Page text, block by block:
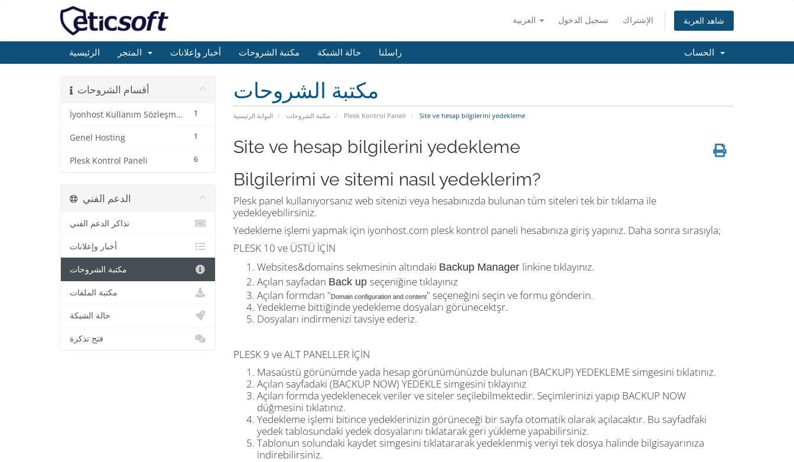
تسجيل الدخول الإشتراك شاهد العربة
الرئيسية أخبار وإعلانات مكتبة الشروحات حالة الشبكة راسلنا
مكتبة الشروحات
البوابة الرئيسية مكتبة الشروحات Plesk Kontrol Paneli Site ve hesap bilgilerini yedekleme
أقسام الشروحات
1
İyonhost Kullanım Sözleşme ve Koşulları
1
Genel Hosting
6
Plesk Kontrol Paneli
Site ve hesap bilgilerini yedekleme
Bilgilerimi ve sitemi nasıl yedeklerim?
Plesk panel kullanıyorsanız web sitenizi veya hesabınızda bulunan tüm siteleri tek bir tıklama ile
yedekleyebilirsiniz.
Yedekleme işlemi yapmak için iyonhost.com plesk kontrol paneli hesabınıza giriş yapınız. Daha sonra sırasıyla;
PLESK 10 ve ÜSTÜ İÇİN
Websites&domains sekmesinin altındaki Backup Manager linkine tıklayınız.
Açılan sayfadan Back up seçeniğine tıklayınız
Açılan formdan "Domain configuration and content" seçeneğini seçin ve formu gönderin.
Yedekleme bittiğinde yedekleme dosyaları görünecektşr.
Dosyaları indirmenizi tavsiye ederiz.
PLESK 9 ve ALT PANELLER İÇİN
Masaüstü görünümde yada hesap görünümünüzde bulunan (BACKUP) YEDEKLEME simgesini tıklatınız.
Açılan sayfadaki (BACKUP NOW) YEDEKLE simgesini tıklayınız
Açılan formda yedeklenecek veriler ve siteler seçilebilmektedir. Seçimlerinizi yapıp BACKUP NOW
düğmesini tıklatınız.
Yedekleme işlemi bitince yedeklerinizin görüneceği bir sayfa otomatik olarak açılacaktır. Bu sayfadfaki
yedek tablosundaki yedek dosyalarını tıklatarak geri yükleme yapabilirsiniz.
Tablonun solundaki kaydet simgesini tıklatararak yedeklenmiş veriyi tek dosya halinde bilgisayarınıza
indirebilirsiniz.
الدعم الفني
تذاكر الدعم الفني
أخبار وإعلانات
مكتبة الشروحات
مكتبة الملفات
حالة الشبكة
فتح تذكرة